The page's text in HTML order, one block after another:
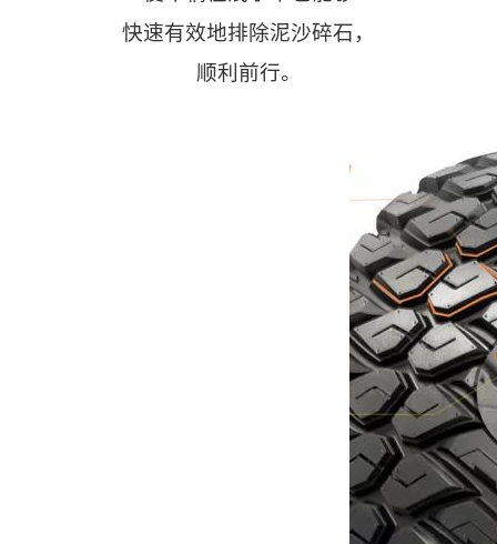
快速有效地排除泥沙碎石，
顺利前行。